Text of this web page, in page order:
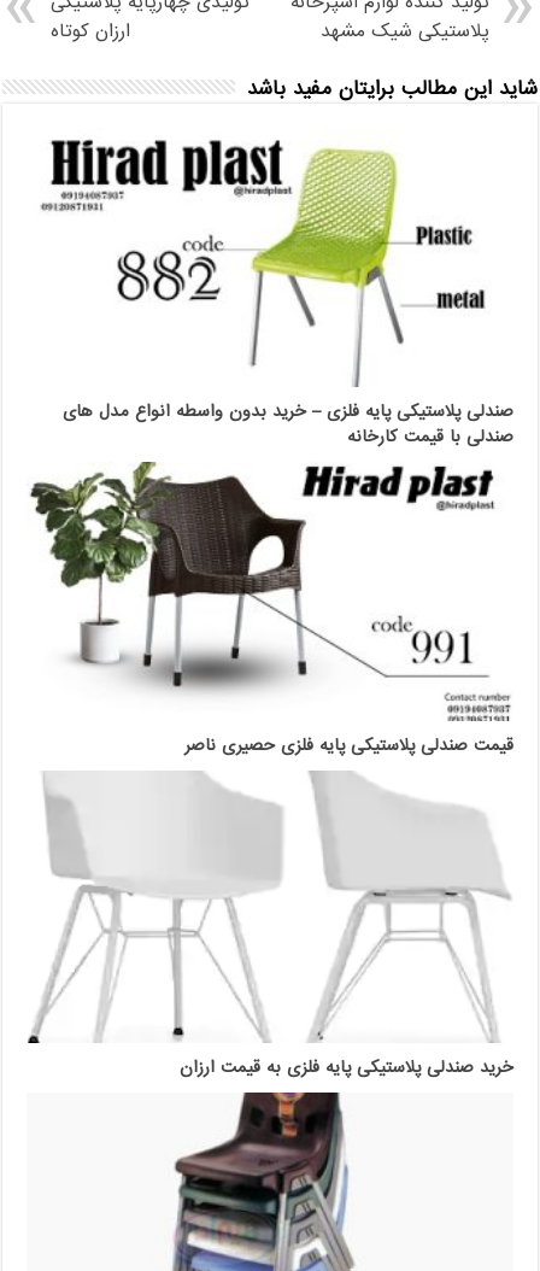
پلاستیکی شیک مشهد
ارزان کوتاه
شاید این مطالب برایتان مفید باشد
صندلی پلاستیکی پایه فلزی – خرید بدون واسطه انواع مدل های
صندلی با قیمت کارخانه
قیمت صندلی پلاستیکی پایه فلزی حصیری ناصر
خرید صندلی پلاستیکی پایه فلزی به قیمت ارزان